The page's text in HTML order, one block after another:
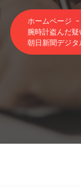
ホームページ -
腕時計盗んだ
朝日新聞デジタ